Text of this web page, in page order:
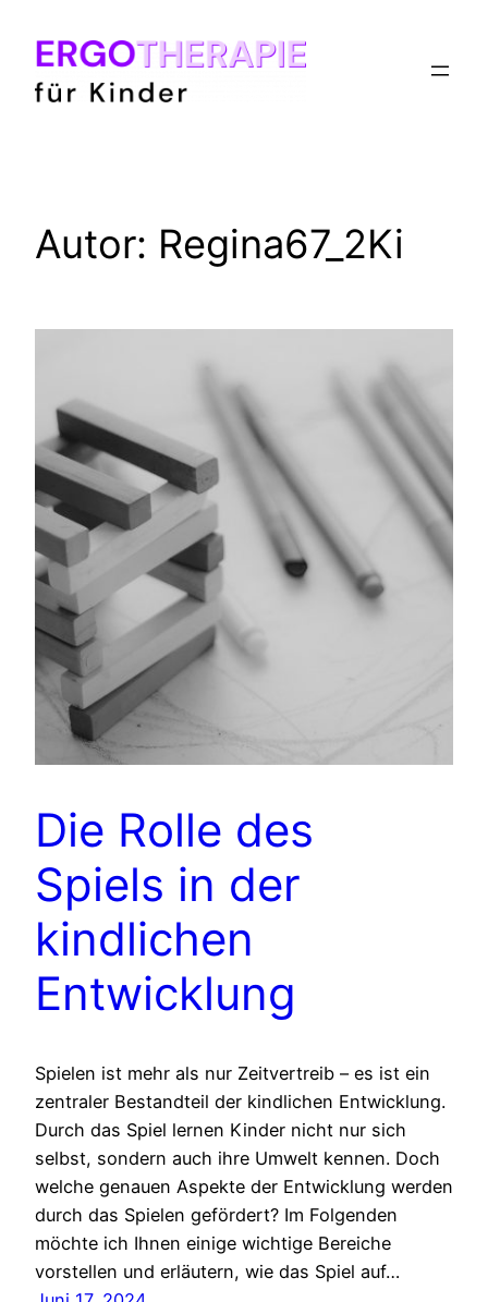
Inhalt
springen
Autor: Regina67_2Ki
Die Rolle des
Spiels in der
kindlichen
Entwicklung
Spielen ist mehr als nur Zeitvertreib – es ist ein
zentraler Bestandteil der kindlichen Entwicklung.
Durch das Spiel lernen Kinder nicht nur sich
selbst, sondern auch ihre Umwelt kennen. Doch
welche genauen Aspekte der Entwicklung werden
durch das Spielen gefördert? Im Folgenden
möchte ich Ihnen einige wichtige Bereiche
vorstellen und erläutern, wie das Spiel auf…